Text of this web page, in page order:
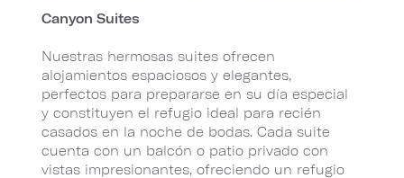
Canyon Suites
Nuestras hermosas suites ofrecen
alojamientos espaciosos y elegantes,
perfectos para prepararse en su día especial
y constituyen el refugio ideal para recién
casados en la noche de bodas. Cada suite
cuenta con un balcón o patio privado con
vistas impresionantes, ofreciendo un refugio